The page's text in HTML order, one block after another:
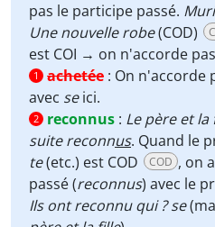
pas le participe passé.
Une nouvelle robe(COD)
est COI → on n'accorde
1 achetée : On n'accorde
avec seici.
2 reconnus : Le père et
suite reconnus. Quand le
te(etc.) est COD COD , on
passé (reconnus) avec le
Ils ont reconnu qui ? se